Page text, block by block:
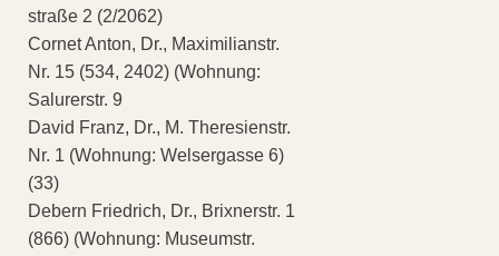
straße 2 (2/2062)
Cornet Anton, Dr., Maximilianstr.
Nr. 15 (534, 2402) (Wohnung:
Salurerstr. 9
David Franz, Dr., M. Theresienstr.
Nr. 1 (Wohnung: Welsergasse 6)
(33)
Debern Friedrich, Dr., Brixnerstr. 1
(866) (Wohnung: Museumstr.